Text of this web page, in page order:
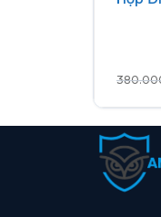
thuận